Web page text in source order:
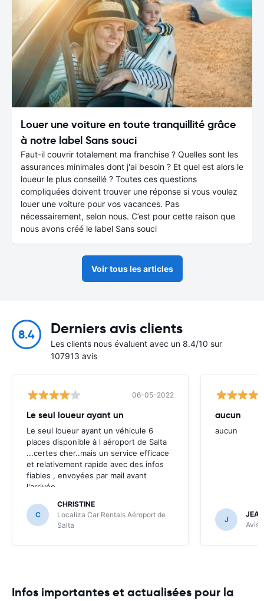
Louer une voiture en toute tranquillité grâce
à notre label Sans souci
Faut-il couvrir totalement ma franchise ? Quelles sont les
assurances minimales dont j'ai besoin ? Et quel est alors le
loueur le plus conseillé ? Toutes ces questions
compliquées doivent trouver une réponse si vous voulez
louer une voiture pour vos vacances. Pas
nécessairement, selon nous. C’est pour cette raison que
nous avons créé le label Sans souci
Voir tous les articles
8.4 Derniers avis clients
Les clients nous évaluent avec un 8.4/10 sur
107913 avis
06-05-2022
Le seul loueur ayant un
Le seul loueur ayant un véhicule 6
places disponible à l aéroport de Salta
...certes cher..mais un service efficace
et relativement rapide avec des infos
fiables , envoyées par mail avant
l'arrivée .
C
CHRISTINE
Localiza Car Rentals Aéroport de
Salta
aucun
aucun
J
Avis
Infos importantes et actualisées pour la